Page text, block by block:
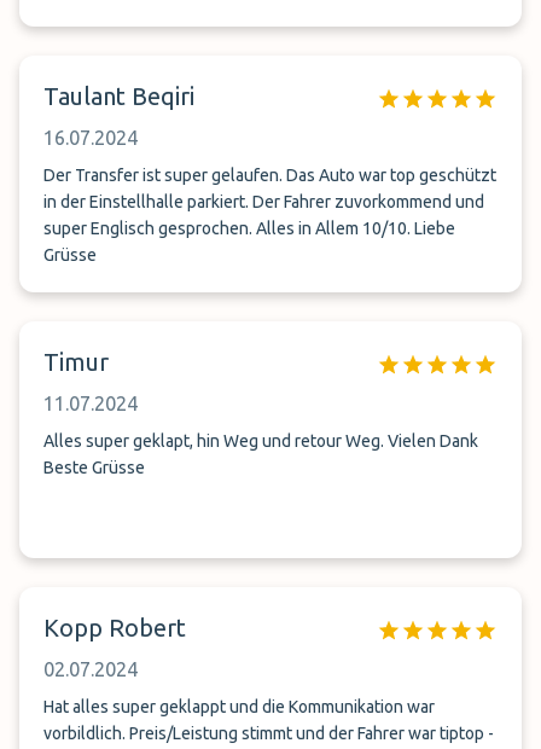
Abgabe). Zwar dauert die Fahrt selbst nur 10 Minuten,
Fahrer etwas kompliziert. Ich erhielt eine WhatsApp
Nachricht, während der Fahrt zum Treffpunkt - anstatt eines
Anrufs, wodurch ich erst bei der Ankunft zurückrufen
konnte. Während der Fahrt, hatte ich nicht die Nachrichten
geprüft. Hast du den Fahrer anrief und teilte uns mit: Er
Flughafen gebracht. Glücklicherweise hatte mein Flug
Tag (annullierter Flug) musste vor Ort in bar bezahlt werden,
wobei keine Rechnung ausgestellt wurde und das Rückgeld
(80€ auf 100 CHF) in Euro ausbezahlt wurde.
Taulant Beqiri
16.07.2024
Der Transfer ist super gelaufen. Das Auto war top geschützt
in der Einstellhalle parkiert. Der Fahrer zuvorkommend und
super Englisch gesprochen. Alles in Allem 10/10. Liebe
Grüsse
Timur
11.07.2024
Alles super geklapt, hin Weg und retour Weg. Vielen Dank
Beste Grüsse
Kopp Robert
02.07.2024
Hat alles super geklappt und die Kommunikation war
vorbildlich. Preis/Leistung stimmt und der Fahrer war tiptop -